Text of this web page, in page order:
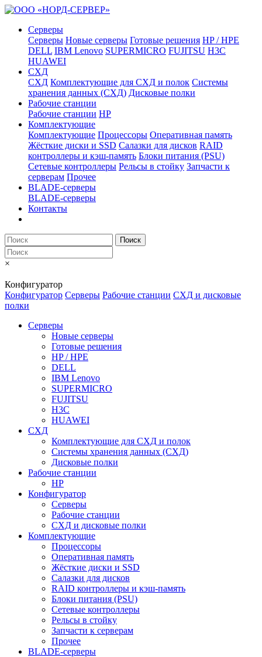
Серверы
Серверы Новые серверы Готовые решения HP / HPE
DELL IBM Lenovo SUPERMICRO FUJITSU H3C
HUAWEI
СХД
СХД Комплектующие для СХД и полок Системы
хранения данных (СХД) Дисковые полки
Рабочие станции
Рабочие станции HP
Комплектующие
Комплектующие Процессоры Оперативная память
Жёсткие диски и SSD Салазки для дисков RAID
контроллеры и кэш-память Блоки питания (PSU)
Сетевые контроллеры Рельсы в стойку Запчасти к
серверам Прочее
BLADE-серверы
BLADE-серверы
Контакты
Поиск
×
Конфигуратор
Конфигуратор Серверы Рабочие станции СХД и дисковые
полки
Серверы
Новые серверы
Готовые решения
HP / HPE
DELL
IBM Lenovo
SUPERMICRO
FUJITSU
H3C
HUAWEI
СХД
Комплектующие для СХД и полок
Системы хранения данных (СХД)
Дисковые полки
Рабочие станции
HP
Конфигуратор
Серверы
Рабочие станции
СХД и дисковые полки
Комплектующие
Процессоры
Оперативная память
Жёсткие диски и SSD
Салазки для дисков
RAID контроллеры и кэш-память
Блоки питания (PSU)
Сетевые контроллеры
Рельсы в стойку
Запчасти к серверам
Прочее
BLADE-серверы